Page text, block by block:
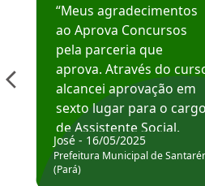
“Meus agradecimentos
ao Aprova Concursos
pela parceria que
aprova. Através do
alcancei aprovação em
sexto lugar para o cargo
de Assistente Social.
Hoje estou atuando na
Prefeitura de Santarém.
José - 16/05/2025
Prefeitura Municipal de
(Pará)